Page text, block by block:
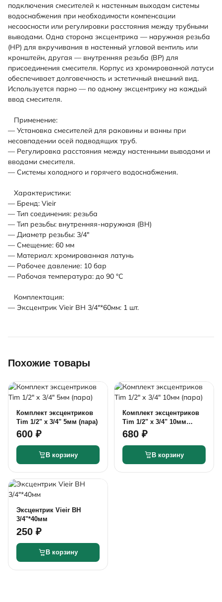
подключения смесителей к настенным выходам системы
водоснабжения при необходимости компенсации
несоосности или регулировки расстояния между трубными
выводами. Одна сторона эксцентрика — наружная резьба
(НР) для вкручивания в настенный угловой вентиль или
кронштейн, другая — внутренняя резьба (ВР) для
присоединения смесителя. Корпус из хромированной латуси
обеспечивает долговечность и эстетичный внешний вид.
Используется парно — по одному эксцентрику на каждый
ввод смесителя.
Применение:
— Установка смесителей для раковины и ванны при
несовпадении осей подводящих труб.
— Регулировка расстояния между настенными выводами и
вводами смесителя.
— Системы холодного и горячего водоснабжения.
Характеристики:
— Бренд: Vieir
— Тип соединения: резьба
— Тип резьбы: внутренняя-наружная (ВН)
— Диаметр резьбы: 3/4"
— Смещение: 60 мм
— Материал: хромированная латунь
— Рабочее давление: 10 бар
— Рабочая температура: до 90 °С
Комплектация:
— Эксцентрик Vieir ВН 3/4"*60мм: 1 шт.
Похожие товары
Комплект эксцентриков
Tim 1/2" х 3/4" 5мм (пара)
600 ₽
В корзину
Комплект эксцентриков
Tim 1/2" х 3/4" 10мм
(пара)
680 ₽
В корзину
Эксцентрик Vieir ВН
3/4"*40мм
250 ₽
В корзину